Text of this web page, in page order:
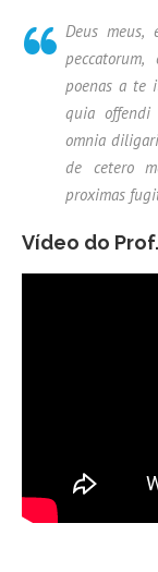
Deus
poenas a te
quia offendi
omnia
de cetero
proximas
Vídeo do